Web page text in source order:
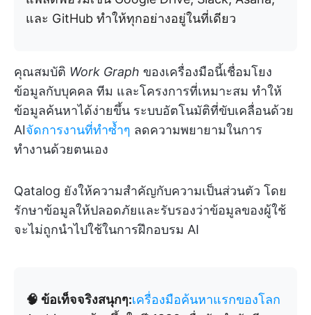
และ GitHub ทำให้ทุกอย่างอยู่ในที่เดียว
คุณสมบัติ Work Graph ของเครื่องมือนี้เชื่อมโยง
ข้อมูลกับบุคคล ทีม และโครงการที่เหมาะสม ทำให้
ข้อมูลค้นหาได้ง่ายขึ้น ระบบอัตโนมัติที่ขับเคลื่อนด้วย
AIจัดการงานที่ทำซ้ำๆ ลดความพยายามในการ
ทำงานด้วยตนเอง
Qatalog ยังให้ความสำคัญกับความเป็นส่วนตัว โดย
รักษาข้อมูลให้ปลอดภัยและรับรองว่าข้อมูลของผู้ใช้
จะไม่ถูกนำไปใช้ในการฝึกอบรม AI
🧠 ข้อเท็จจริงสนุกๆ:เครื่องมือค้นหาแรกของโลก